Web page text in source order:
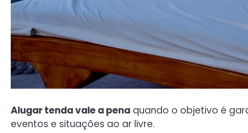
Alugar tenda vale a pena quando o objetivo é
eventos e situações ao ar livre.